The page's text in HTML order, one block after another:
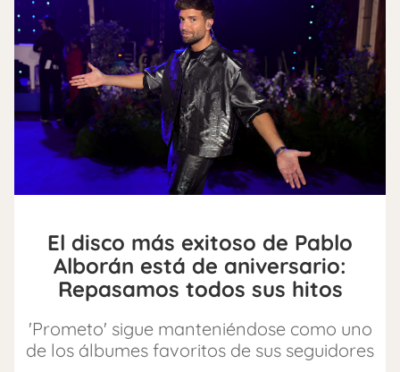
El disco más exitoso de Pablo
Alborán está de aniversario:
Repasamos todos sus hitos
'Prometo' sigue manteniéndose como uno
de los álbumes favoritos de sus seguidores